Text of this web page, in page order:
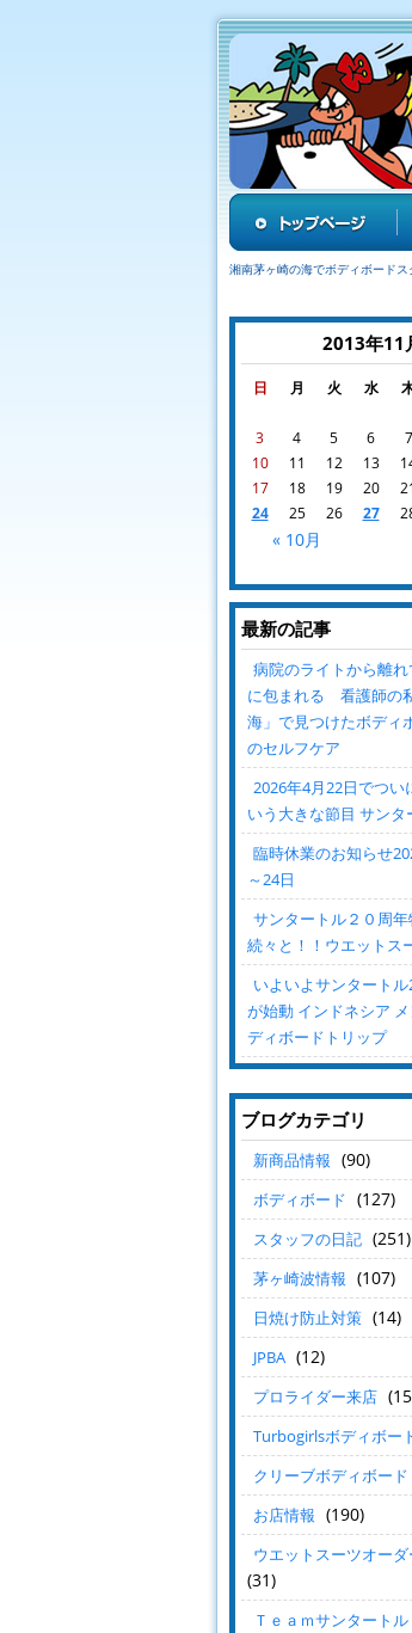
湘南茅ヶ崎の海でボディボード
2013年11
日 月 火 水
« 10月
3
4 5 6 7
10
11 12 13
17
18 19 20
24
25 26 27
最新の記事
病院のライトから離
に包まれる 看護師の
海」で見つけたボディ
のセルフケア
2026年4月22日でつい
いう大きな節目 サンタ
臨時休業のお知らせ
～24日
サンタートル２０周
続々と！！ウエットス
いよいよサンタート
が始動 インドネシア
ディボードトリップ
ブログカテゴリ
新商品情報 (90)
ボディボード (127)
スタッフの日記 (251)
茅ヶ崎波情報 (107)
日焼け防止対策 (14)
JPBA (12)
プロライダー来店
Turbogirlsボディボー
クリーブボディボード
お店情報 (190)
ウエットスーツオー
(31)
Ｔｅａｍサンタートル